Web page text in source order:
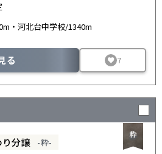
・河北台中学校/1340m
る 7
分譲 -粋-